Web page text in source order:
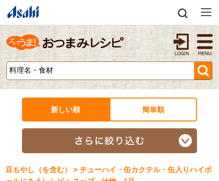
新しい順 簡単順
豆もやし（を含む） > チューハイ・缶カクテル・缶入りハイボ